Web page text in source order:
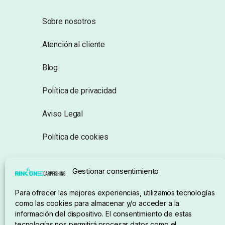
Gestionar consentimiento
Para ofrecer las mejores experiencias, utilizamos tecnologías
como las cookies para almacenar y/o acceder a la
información del dispositivo. El consentimiento de estas
Sobre nosotros
Atención al cliente
Blog
Política de privacidad
Aviso Legal
Política de cookies
Condiciones de compra